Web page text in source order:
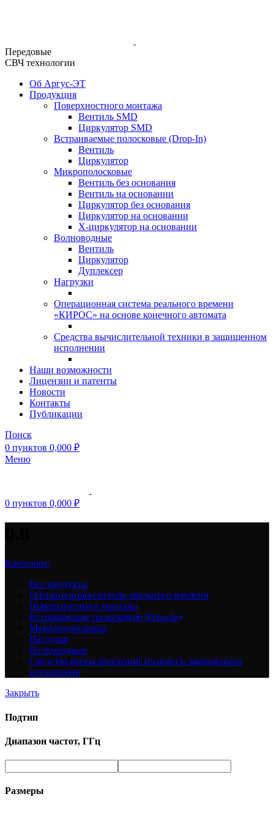
Передовые
СВЧ технологии
Об Аргус-ЭТ
Продукция
Поверхностного монтажа
Вентиль SMD
Циркулятор SMD
Встраиваемые полосковые (Drop-In)
Вентиль
Циркулятор
Микрополосковые
Вентиль без основания
Вентиль на основании
Циркулятор без основания
Циркулятор на основании
Х-циркулятор на основании
Волноводные
Вентиль
Циркулятор
Дуплексер
Нагрузки
Операционная система реального времени
«КИРОС» на основе конечного автомата
Средства вычислительной техники в защищенном
исполнении
Наши возможности
Лицензии и патенты
Новости
Контакты
Публикации
Поиск
0 пунктов 0,000 ₽
Меню
0 пунктов 0,000 ₽
Категории
Все продукты
Операционная система реального времени
Поверхностного монтажа
Встраиваемые полосковые (Drop-In)
Микрополосковые
Нагрузки
Волноводные
Средства вычислительной техники в защищенном
исполнении
Закрыть
Подтип
Диапазон частот, ГГц
Размеры